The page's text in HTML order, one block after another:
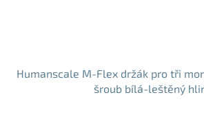
Humanscale M-Flex držák pro tři
šroub bílá-leštěný